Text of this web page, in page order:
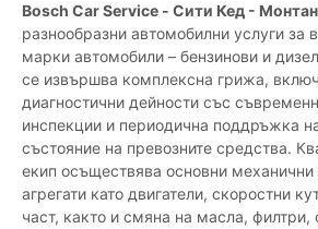
Bosch Car Service - Сити Кед -
разнообразни автомобилни услуги за
марки автомобили – бензинови и
се извършва комплексна грижа,
диагностични дейности със
инспекции и периодична поддръжка
състояние на превозните средства.
екип осъществява основни механични
агрегати като двигатели, скоростни
част, както и смяна на масла, филтри,